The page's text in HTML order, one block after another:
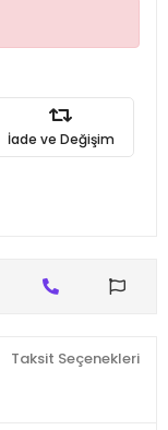
İade ve Değişim
Taksit Seçenekleri